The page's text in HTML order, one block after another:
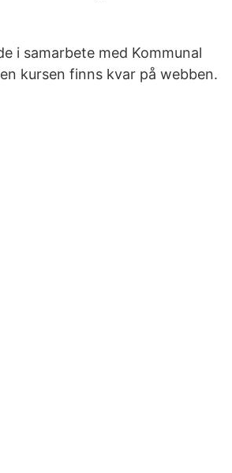
i samarbete med Kommunal
kursen finns kvar på webben.